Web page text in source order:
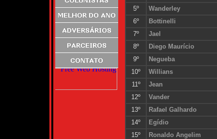
5º
Wanderley
6º
Bottinelli
7º
Jael
8º
Diego Maurício
9º
Negueba
10º
Willians
11º
Jean
12º
Vander
13º
Rafael Galhardo
14º
Egídio
15º
Ronaldo Angelim